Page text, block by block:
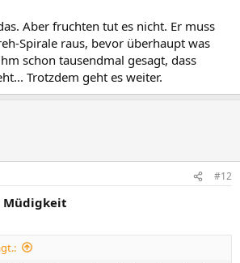
Aber fruchten tut es nicht. Er muss
Spirale raus, bevor überhaupt was
schon tausendmal gesagt, dass
Trotzdem geht es weiter.
#12
Müdigkeit